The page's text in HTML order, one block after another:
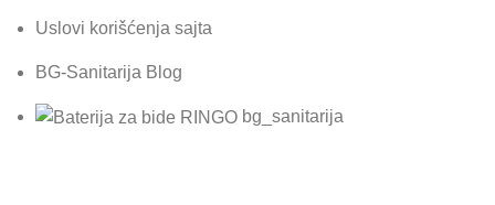
Uslovi korišćenja sajta
BG-Sanitarija Blog
bg_sanitarija